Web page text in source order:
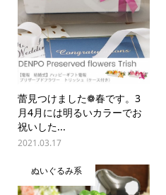
蕾見つけました❁春です。3
月4月には明るいカラーでお
祝いした...
2021.03.17
ぬいぐるみ系